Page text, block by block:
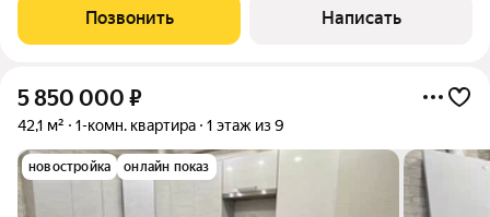
ремонтом и техникой. спальня с гардеробной комнатой и
видом на Бештау кухня - гостиная
Позвонить Написать
5 850 000 ₽
42,1 м² 1-комн. квартира 1 этаж из 9
новостройка онлайн показ